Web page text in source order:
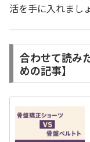
活を手に入れまし
合わせて読み
めの記事】